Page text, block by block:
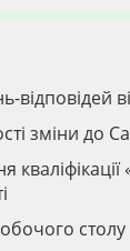
відповідей
зміни до
столу